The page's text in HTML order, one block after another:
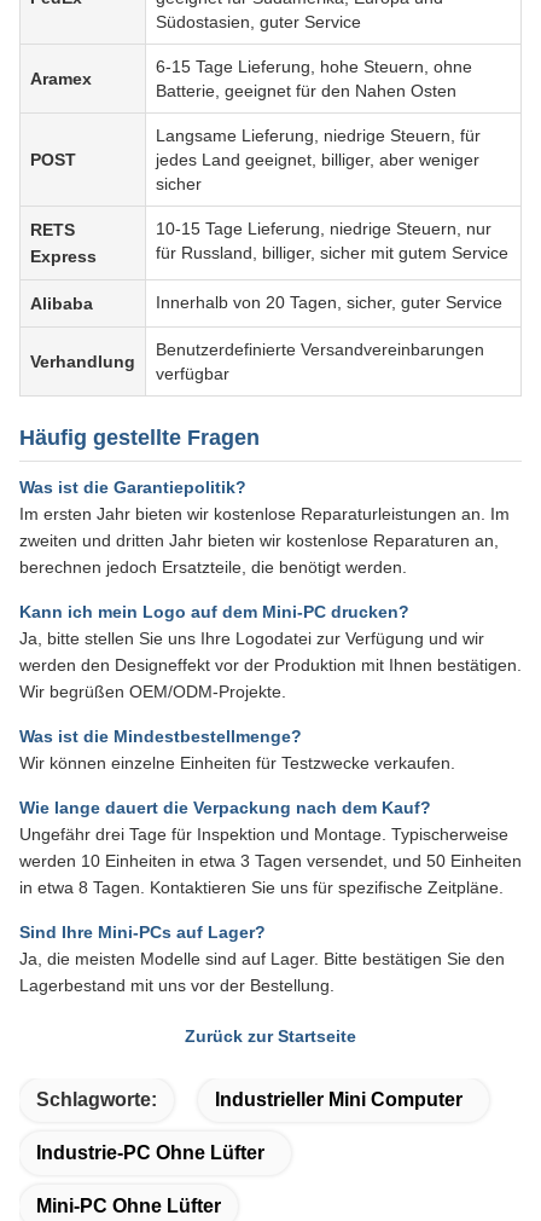
Südostasien, guter Service
Aramex
6-15 Tage Lieferung, hohe Steuern, ohne
Batterie, geeignet für den Nahen Osten
POST
Langsame Lieferung, niedrige Steuern, für
jedes Land geeignet, billiger, aber weniger
sicher
RETS
Express
10-15 Tage Lieferung, niedrige Steuern, nur
für Russland, billiger, sicher mit gutem Service
Alibaba Innerhalb von 20 Tagen, sicher, guter Service
Verhandlung
Benutzerdefinierte Versandvereinbarungen
verfügbar
Häufig gestellte Fragen
Was ist die Garantiepolitik?
Im ersten Jahr bieten wir kostenlose Reparaturleistungen an. Im
zweiten und dritten Jahr bieten wir kostenlose Reparaturen an,
berechnen jedoch Ersatzteile, die benötigt werden.
Kann ich mein Logo auf dem Mini-PC drucken?
Ja, bitte stellen Sie uns Ihre Logodatei zur Verfügung und wir
werden den Designeffekt vor der Produktion mit Ihnen bestätigen.
Wir begrüßen OEM/ODM-Projekte.
Was ist die Mindestbestellmenge?
Wir können einzelne Einheiten für Testzwecke verkaufen.
Wie lange dauert die Verpackung nach dem Kauf?
Ungefähr drei Tage für Inspektion und Montage. Typischerweise
werden 10 Einheiten in etwa 3 Tagen versendet, und 50 Einheiten
in etwa 8 Tagen. Kontaktieren Sie uns für spezifische Zeitpläne.
Sind Ihre Mini-PCs auf Lager?
Ja, die meisten Modelle sind auf Lager. Bitte bestätigen Sie den
Lagerbestand mit uns vor der Bestellung.
Zurück zur Startseite
Schlagworte: Industrieller Mini Computer
Industrie-PC Ohne Lüfter
Mini-PC Ohne Lüfter